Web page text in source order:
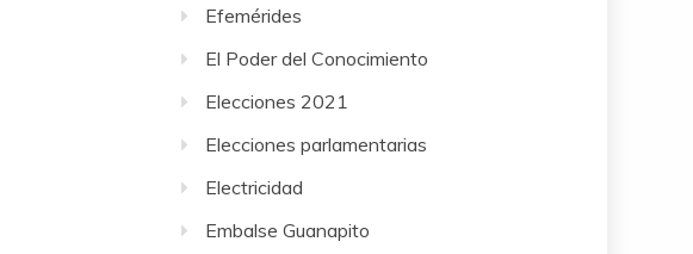
Efemérides
El Poder del Conocimiento
Elecciones 2021
Elecciones parlamentarias
Electricidad
Embalse Guanapito